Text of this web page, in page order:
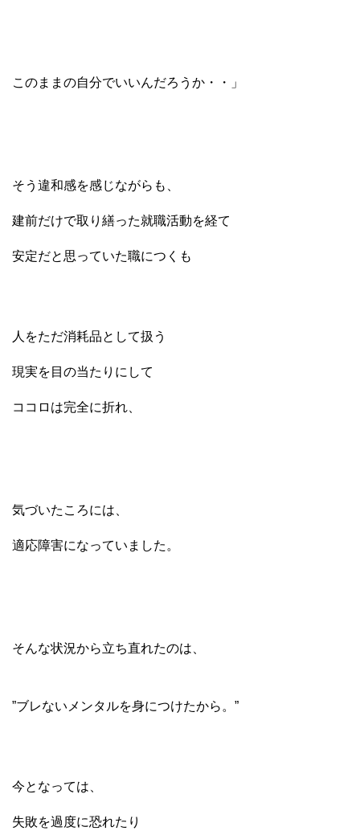
このままの自分でいいんだろうか・・」
そう違和感を感じながらも、
建前だけで取り繕った就職活動を経て
安定だと思っていた職につくも
人をただ消耗品として扱う
現実を目の当たりにして
ココロは完全に折れ、
気づいたころには、
適応障害になっていました。
そんな状況から立ち直れたのは、
”ブレないメンタルを身につけたから。”
今となっては、
失敗を過度に恐れたり